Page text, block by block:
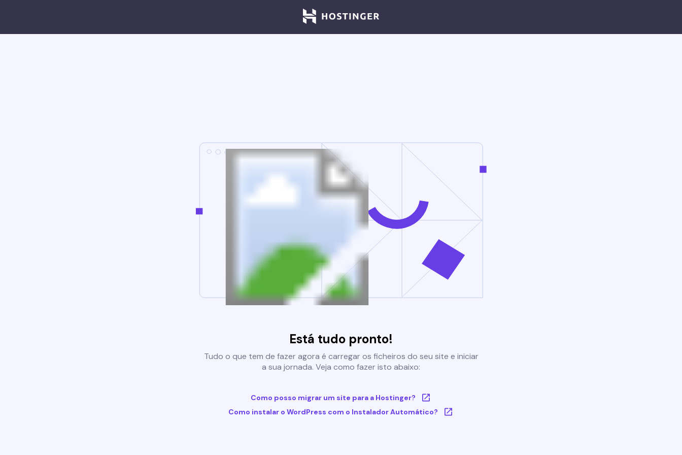
Está tudo pronto!
Tudo o que tem de fazer agora é carregar os ficheiros do seu site e iniciar
a sua jornada. Veja como fazer isto abaixo:
Como posso migrar um site para a Hostinger?
Como instalar o WordPress com o Instalador Automático?